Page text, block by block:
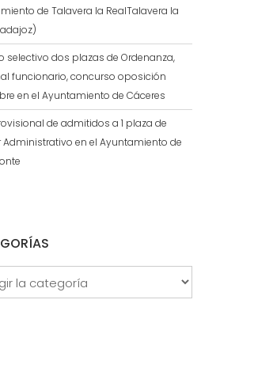
de Talavera la RealTalavera la
selectivo dos plazas de Ordenanza,
funcionario, concurso oposición
en el Ayuntamiento de Cáceres
de admitidos a 1 plaza de
Administrativo en el Ayuntamiento de